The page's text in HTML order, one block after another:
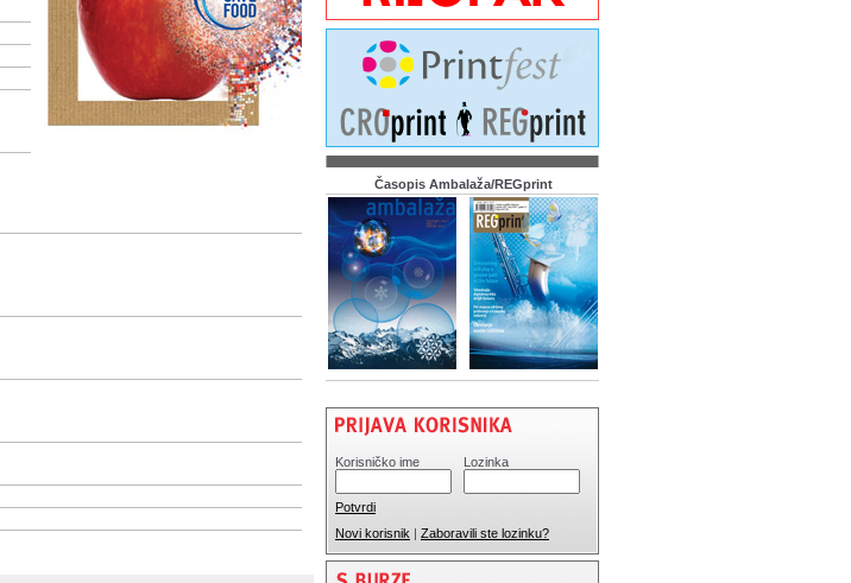
Časopis Ambalaža/REGprint
Korisničko ime Lozinka
Potvrdi
Novi korisnik | Zaboravili ste lozinku?